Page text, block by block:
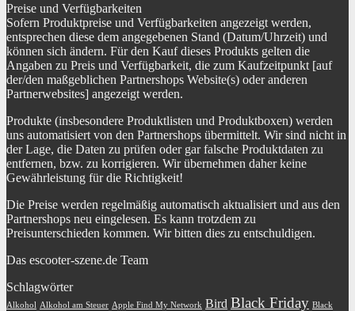
Preise und Verfügbarkeiten
Sofern Produktpreise und Verfügbarkeiten angezeigt werden,
entsprechen diese dem angegebenen Stand (Datum/Uhrzeit) und
können sich ändern. Für den Kauf dieses Produkts gelten die
Angaben zu Preis und Verfügbarkeit, die zum Kaufzeitpunkt [auf
der/den maßgeblichen Partnershops Website(s) oder anderen
Partnerwebsites] angezeigt werden.
Produkte (insbesondere Produktlisten und Produktboxen) werden
uns automatisiert von den Partnershops übermittelt. Wir sind nicht in
der Lage, die Daten zu prüfen oder gar falsche Produktdaten zu
entfernen, bzw. zu korrigieren. Wir übernehmen daher keine
Gewährleistung für die Richtigkeit!
Die Preise werden regelmäßig automatisch aktualisiert und aus den
Partnershops neu eingelesen. Es kann trotzdem zu
Preisunterschieden kommen. Wir bitten dies zu entschuldigen.
Das escooter-szene.de Team
Schlagwörter
Alkohol Alkohol am Steuer Apple Find My Network Bird Black Friday Black